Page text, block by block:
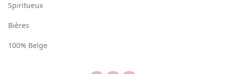
Spiritueux
Bières
100% Belge